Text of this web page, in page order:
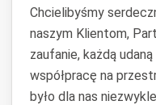
Chcielibyśmy
naszym Klientom,
zaufanie, każdą
współpracę na
było dla nas